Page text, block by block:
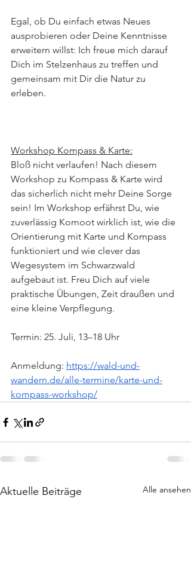
Egal, ob Du einfach etwas Neues
ausprobieren oder Deine Kenntnisse
erweitern willst: Ich freue mich darauf
Dich im Stelzenhaus zu treffen und
gemeinsam mit Dir die Natur zu
erleben.
Workshop Kompass & Karte:
Bloß nicht verlaufen! Nach diesem
Workshop zu Kompass & Karte wird
das sicherlich nicht mehr Deine Sorge
sein! Im Workshop erfährst Du, wie
zuverlässig Komoot wirklich ist, wie die
Orientierung mit Karte und Kompass
funktioniert und wie clever das
Wegesystem im Schwarzwald
aufgebaut ist. Freu Dich auf viele
praktische Übungen, Zeit draußen und
eine kleine Verpflegung.
Termin: 25. Juli, 13–18 Uhr
Anmeldung: https://wald-und-
wandern.de/alle-termine/karte-und-
kompass-workshop/
Aktuelle Beiträge Alle ansehen